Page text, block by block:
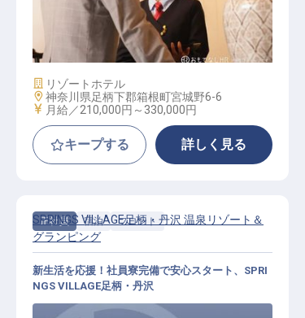
サービススタッフ
施設業態
リゾートホテル
勤務地
神奈川県足柄下郡箱根町宮城野6-6
給与
月給／210,000円～ 330,000円
キープする 詳しく見る
正社員 宿泊 フロント
SPRINGS VILLAGE足柄・丹沢 温泉リゾート＆
グランピング
新生活を応援！社員寮完備で安心スタート、SPRI
NGS VILLAGE足柄・丹沢